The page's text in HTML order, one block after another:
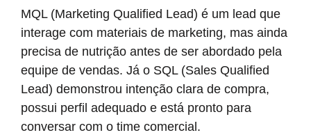
MQL (Marketing Qualified Lead) é um lead que
interage com materiais de marketing, mas ainda
precisa de nutrição antes de ser abordado pela
equipe de vendas. Já o SQL (Sales Qualified
Lead) demonstrou intenção clara de compra,
possui perfil adequado e está pronto para
conversar com o time comercial.